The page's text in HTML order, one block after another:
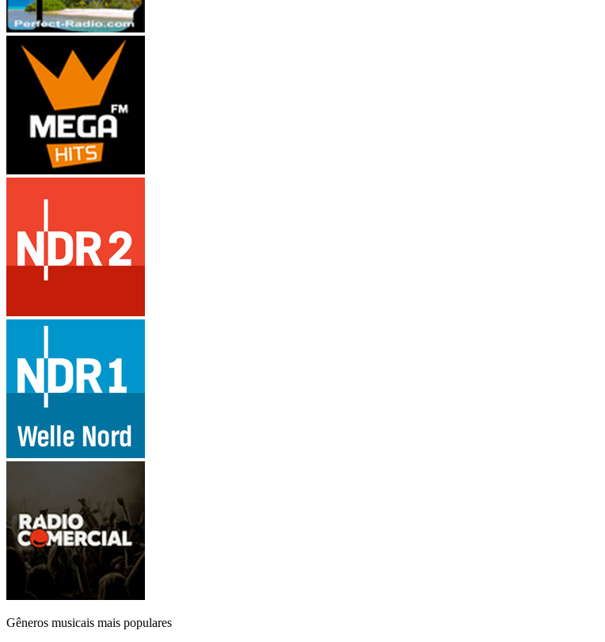
Gêneros musicais mais populares